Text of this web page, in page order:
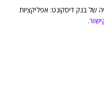
של בנק דיסקונט: אפליקציות
.